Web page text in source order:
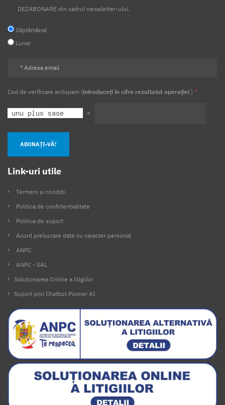
DEZABONARE din cadrul newsletter-ului.
Săptămânal
Lunar
Cod de verificare antispam (introduceți în cifre rezultatul operației ) *
=
ABONAȚI-VĂ!
Link-uri utile
Termeni și condiții
Politica de confidențialitate
Politica de suport
Acord prelucrare date cu caracter personal
ANPC
ANPC - SAL
Soluționarea Online a litigiilor
Suport prin Chatbot Pionier AI